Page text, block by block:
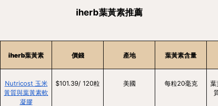
iherb葉黃素推薦
iherb葉黃素 價錢 產地 葉黃素含量
Nutricost 玉米
黃質與葉黃素軟
凝膠
$101.39/ 120粒 美國 每粒20毫克
葉